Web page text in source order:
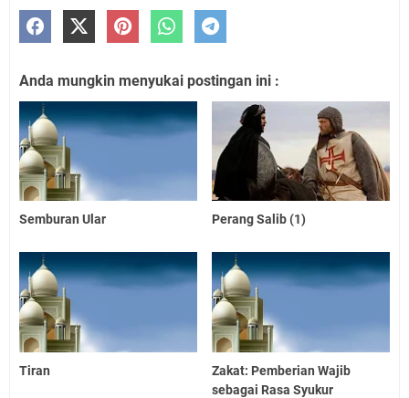
Anda mungkin menyukai postingan ini :
Semburan Ular Perang Salib (1)
Tiran
Zakat: Pemberian Wajib
sebagai Rasa Syukur